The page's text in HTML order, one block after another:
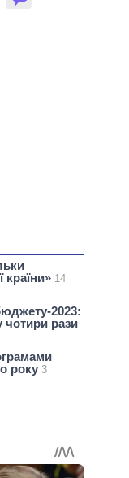
14
2023:
чотири рази
року 3